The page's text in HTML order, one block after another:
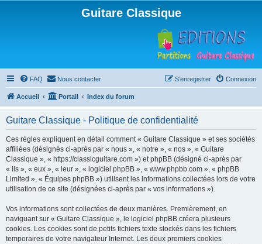
Guitare Classique
FAQ Nous contacter Connexion
S’enregistrer
Accueil Portail Index du forum
Guitare Classique - Politique de confidentialité
Ces règles expliquent en détail comment « Guitare Classique » et ses sociétés
affiliées (désignés ci-après par « nous », « notre », « nos », « Guitare
Classique », « https://classicguitare.com ») et phpBB (désigné ci-après par
« ils », « eux », « leur », « logiciel phpBB », « www.phpbb.com », « phpBB
Limited », « Équipes phpBB ») utilisent les informations collectées lors de votre
utilisation de ce site (désignées ci-après par « vos informations »).
Vos informations sont collectées de deux manières. Premièrement, en
naviguant sur « Guitare Classique », le logiciel phpBB créera plusieurs
cookies. Les cookies sont de petits fichiers texte stockés dans les fichiers
temporaires de votre navigateur Internet. Les deux premiers cookies